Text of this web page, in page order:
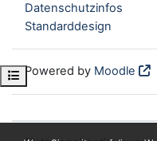
Kursindex öffnen
Datenschutzinfos
Standarddesign
Powered by Moodle